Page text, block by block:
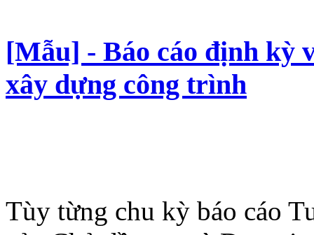
[Mẫu] - Báo cáo định kỳ
xây dựng công trình
Tùy từng chu kỳ báo cáo